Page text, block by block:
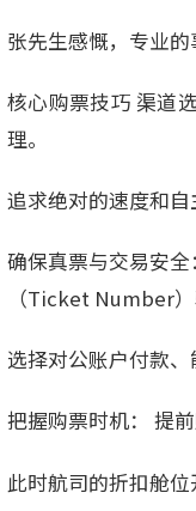
张先生感慨，专业的
核心购票技巧 渠道
理。
追求绝对的速度和自
确保真票与交易安
（Ticket Number）
选择对公账户付款
把握购票时机： 提
此时航司的折扣舱位